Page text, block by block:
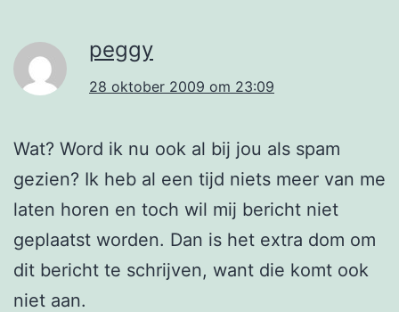
peggy
28 oktober 2009 om 23:09
Wat? Word ik nu ook al bij jou als spam
gezien? Ik heb al een tijd niets meer van me
laten horen en toch wil mij bericht niet
geplaatst worden. Dan is het extra dom om
dit bericht te schrijven, want die komt ook
niet aan.